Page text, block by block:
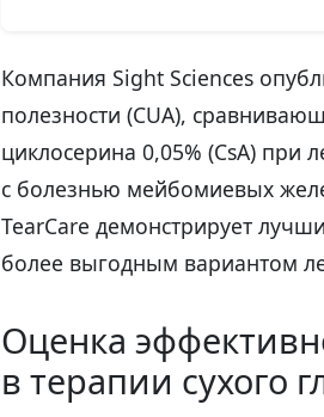
Компания Sight Sciences
полезности (CUA),
циклосерина 0,05% (CsA) при
с болезнью мейбомиевых
TearCare демонстрирует
более выгодным вариантом
Оценка
в терапии сухого